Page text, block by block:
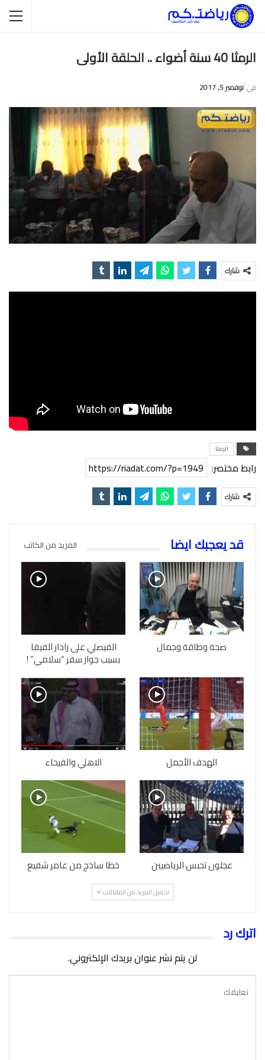
الرمثا 40 سنة أضواء .. الحلقة الأولى
في نوفمبر 5, 2017
شارك
الرمثا
رابط مختصر: https://riadat.com/?p=1949
شارك
قد يعجبك ايضا المزيد من الكاتب
صحة وطاقة وجمال الفيصلي على رادار الفيفا
بسبب جواز سفر “سلامي” !
الهدف الأجمل الاهلي والفيحاء
عجلون تحبس الرياضيين خطا ساذج من عامر شفيع
تحميل المزيد من المقالات
اترك رد
لن يتم نشر عنوان بريدك الإلكتروني.